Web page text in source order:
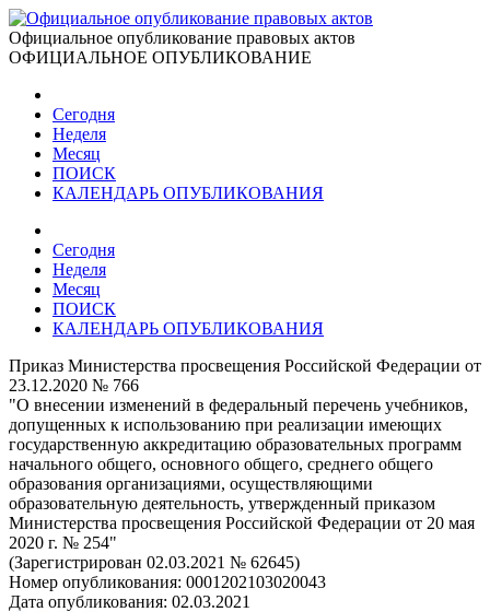
Официальное опубликование правовых актов
ОФИЦИАЛЬНОЕ ОПУБЛИКОВАНИЕ
Сегодня
Неделя
Месяц
ПОИСК
КАЛЕНДАРЬ ОПУБЛИКОВАНИЯ
Сегодня
Неделя
Месяц
ПОИСК
КАЛЕНДАРЬ ОПУБЛИКОВАНИЯ
Приказ Министерства просвещения Российской Федерации от
23.12.2020 № 766
"О внесении изменений в федеральный перечень учебников,
допущенных к использованию при реализации имеющих
государственную аккредитацию образовательных программ
начального общего, основного общего, среднего общего
образования организациями, осуществляющими
образовательную деятельность, утвержденный приказом
Министерства просвещения Российской Федерации от 20 мая
2020 г. № 254"
(Зарегистрирован 02.03.2021 № 62645)
Номер опубликования: 0001202103020043
Дата опубликования: 02.03.2021